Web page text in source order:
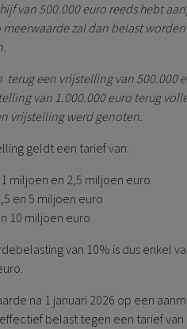
van 500.000 euro reeds hebt
zal dan belast
terug een vrijstelling van 500.000
van 1.000.000 euro terug
vrijstelling werd genoten.
geldt een tarief van:
miljoen en 2,5 miljoen euro
en 5 miljoen euro
10 miljoen euro
van 10% is dus enkel
na 1 januari 2026 op een
belast tegen een tarief